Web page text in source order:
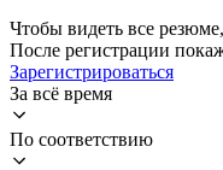
Чтобы видеть все
После регистрации
Зарегистрироваться
За всё время
По соответствию